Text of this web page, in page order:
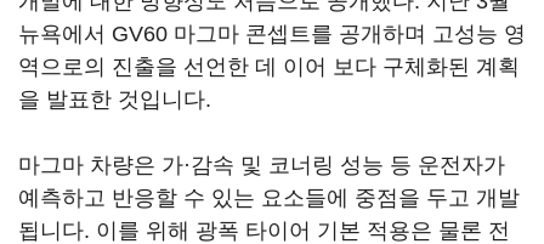
뉴욕에서 GV60 마그마 콘셉트를 공개하며 고성능 영
역으로의 진출을 선언한 데 이어 보다 구체화된 계획
을 발표한 것입니다.
마그마 차량은 가·감속 및 코너링 성능 등 운전자가
예측하고 반응할 수 있는 요소들에 중점을 두고 개발
됩니다. 이를 위해 광폭 타이어 기본 적용은 물론 전